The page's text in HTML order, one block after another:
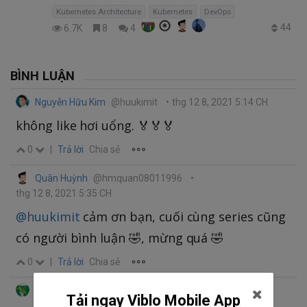
Kubernetes Architecture Kubernetes DevOps
6.7K 8 4 44
BÌNH LUẬN
Nguyễn Hữu Kim @huukimit • thg 12 8, 2021 5:14 CH
không like hơi uổng. 🏅🏅🏅
0 Trả lời Chia sẻ
Quân Huỳnh @hmquan08011996
•
thg 12 8, 2021 5:35 CH
@huukimit cảm ơn bạn, cuối cùng series cũng
có người bình luận 🤣, mừng quá 🤣
0 Trả lời Chia sẻ
thg 12 12, 2021 11:12 SA
Tải ngay Viblo Mobile App